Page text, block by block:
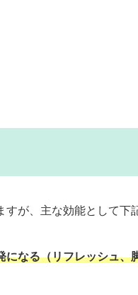
が、主な効能として下
なる（リフレッシュ、